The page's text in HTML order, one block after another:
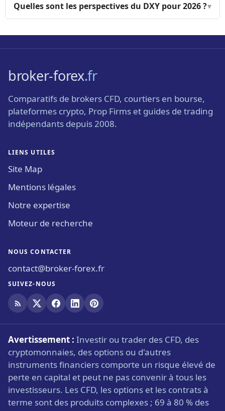
Quelles sont les perspectives du DXY pour 2026 ?▾
broker-forex.fr
Comparatifs de brokers CFD, courtiers en bourse,
plateformes crypto, Prop Firms et guides de trading
indépendants depuis 2008.
LIENS UTILES
Site Map
Mentions légales
Notre expertise
Moteur de recherche
NOUS CONTACTER
contact@broker-forex.fr
SUIVEZ-NOUS
Avertissement : Investir ou trader des CFD, des
cryptomonnaies, des options ou d'autres
instruments financiers comporte un risque élevé de
perte en capital et peut ne pas convenir à tous les
investisseurs. Les CFD, les options et les contrats à
terme sont des produits complexes ; 69 à 80 % des